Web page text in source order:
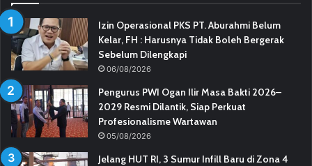
Izin Operasional PKS PT. Aburahmi Belum
Kelar, FH : Harusnya Tidak Boleh Bergerak
Sebelum Dilengkapi
06/08/2026
Pengurus PWI Ogan Ilir Masa Bakti 2026–
2029 Resmi Dilantik, Siap Perkuat
Profesionalisme Wartawan
05/08/2026
Jelang HUT RI, 3 Sumur Infill Baru di Zona 4